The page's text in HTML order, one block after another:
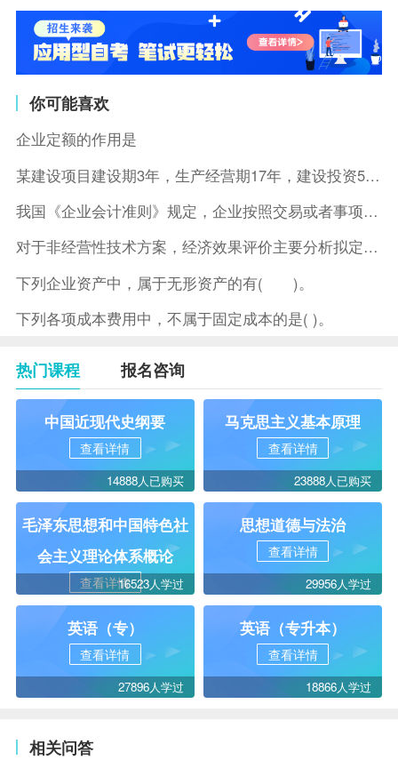
你可能喜欢
企业定额的作用是
某建设项目建设期3年，生产经营期17年，建设投资5500万元
我国《企业会计准则》规定，企业按照交易或者事项的经济特征确定
对于非经营性技术方案，经济效果评价主要分析拟定方案的( )。
下列企业资产中，属于无形资产的有( )。
下列各项成本费用中，不属于固定成本的是( )。
热门课程 报名咨询
中国近现代史纲要
查看详情
14888人已购买
马克思主义基本原理
查看详情
23888人已购买
毛泽东思想和中国特色社
会主义理论体系概论
查看详情16523人学过
思想道德与法治
查看详情
29956人学过
英语（专）
查看详情
27896人学过
英语（专升本）
查看详情
18866人学过
相关问答